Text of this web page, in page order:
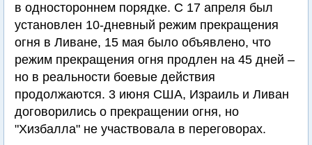
в одностороннем порядке. С 17 апреля был
установлен 10-дневный режим прекращения
огня в Ливане, 15 мая было объявлено, что
режим прекращения огня продлен на 45 дней –
но в реальности боевые действия
продолжаются. 3 июня США, Израиль и Ливан
договорились о прекращении огня, но
"Хизбалла" не участвовала в переговорах.